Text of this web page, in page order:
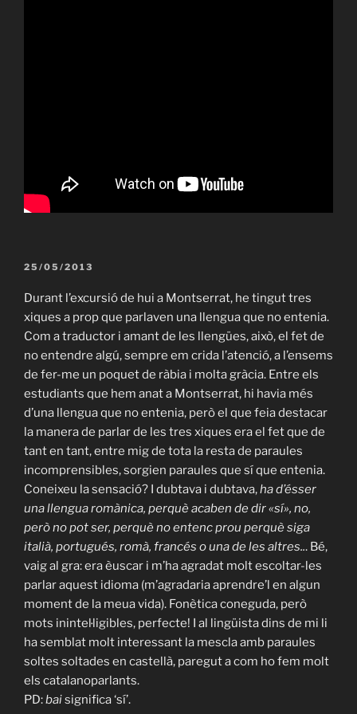
PUBLICAT
25/05/2013
Durant l’excursió de hui a Montserrat, he tingut tres
xiques a prop que parlaven una llengua que no entenia.
Com a traductor i amant de les llengües, això, el fet de
no entendre algú, sempre em crida l’atenció, a l’ensems
de fer-me un poquet de ràbia i molta gràcia. Entre els
estudiants que hem anat a Montserrat, hi havia més
d’una llengua que no entenia, però el que feia destacar
la manera de parlar de les tres xiques era el fet que de
tant en tant, entre mig de tota la resta de paraules
incomprensibles, sorgien paraules que sí que entenia.
Coneixeu la sensació? I dubtava i dubtava,ha d’ésser
una llengua romànica, perquè acaben de dir «sí», no,
però no pot ser, perquè no entenc prou perquè siga
italià, portugués, romà, francés o una de les altres... Bé,
vaig al gra: era èuscar i m’ha agradat molt escoltar-les
parlar aquest idioma (m’agradaria aprendre’l en algun
moment de la meua vida). Fonètica coneguda, però
mots inintel·ligibles, perfecte! I al lingüista dins de mi li
ha semblat molt interessant la mescla amb paraules
soltes soltades en castellà, paregut a com ho fem molt
els catalanoparlants.
PD:baisignifica ‘sí’.